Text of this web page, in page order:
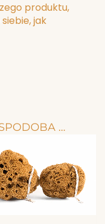
produktu,
jak
…
ma
wiele